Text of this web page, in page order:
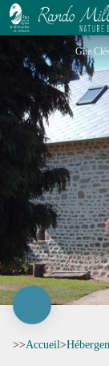
Gîte Clévacances
>>Accueil>